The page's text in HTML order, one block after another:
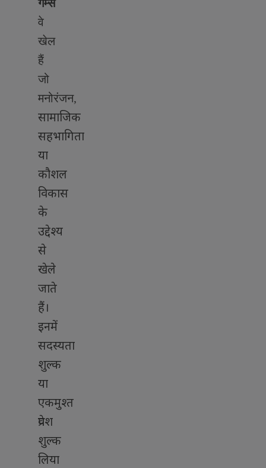
गेम्स
वे
खेल
हैं
जो
मनोरंजन,
सामाजिक
सहभागिता
या
कौशल
विकास
के
उद्देश्य
से
खेले
जाते
हैं।
इनमें
सदस्यता
शुल्क
या
एकमुश्त
प्रवेश
शुल्क
लिया